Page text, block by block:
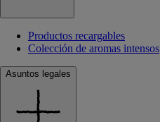
Productos recargables
Colección de aromas intensos
Asuntos legales